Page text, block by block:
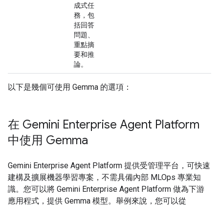
成式任
務，包
括回答
問題、
重點摘
要和推
論。
以下是幾個可使用 Gemma 的選項：
在 Gemini Enterprise Agent Platform
中使用 Gemma
Gemini Enterprise Agent Platform 提供受管理平台，可快速
建構及擴展機器學習專案，不需具備內部 MLOps 專業知
識。您可以將 Gemini Enterprise Agent Platform 做為下游
應用程式，提供 Gemma 模型。舉例來說，您可以從